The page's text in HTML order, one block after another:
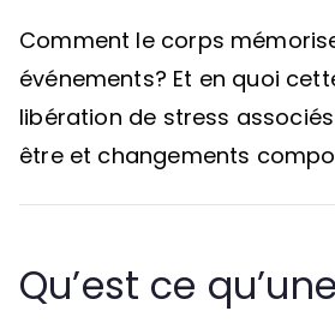
Comment le corps
événements? Et en quoi
libération de stress
être et changements
Qu’est ce